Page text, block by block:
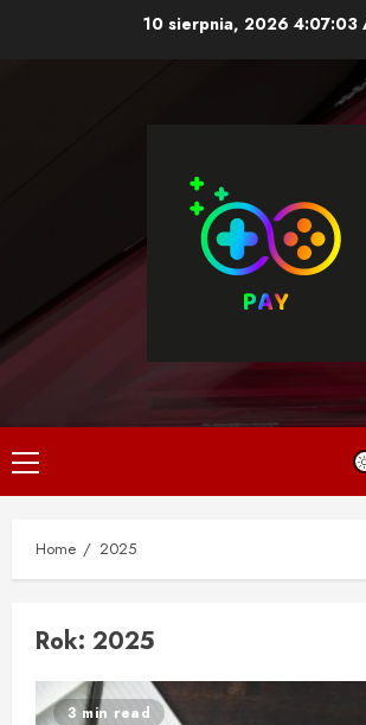
10 sierpnia, 2026 4:07:04
Primary
Menu
Home 2025
Rok: 2025
3 min read